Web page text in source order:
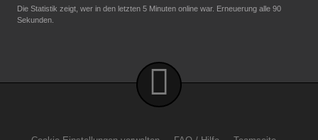
Die Statistik zeigt, wer in den letzten 5 Minuten online war. Erneuerung alle 90
Sekunden.